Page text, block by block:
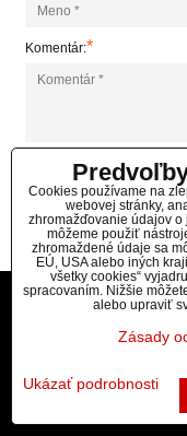
Komentár:*
*(Povinné)
Vytvorené pomocou:
Cookies používame na
webovej stránky,
zhromažďovanie údajov o
môžeme použiť
zhromaždené údaje sa
EÚ, USA alebo iných
všetky cookies“
spracovaním. Nižšie
alebo upraviť
Zásady
Ukázať podrobnosti